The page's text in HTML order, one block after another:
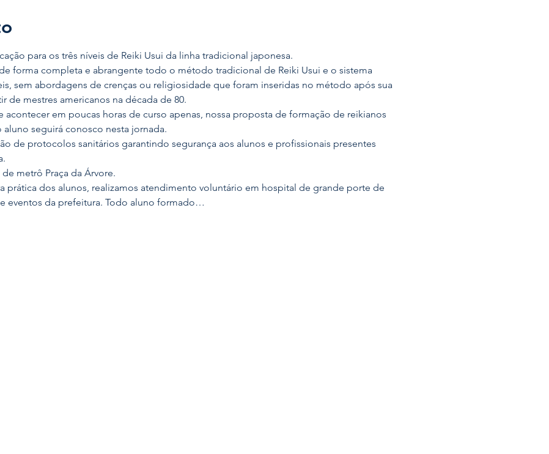
para os três níveis de Reiki Usui da linha tradicional japonesa.
forma completa e abrangente todo o método tradicional de Reiki Usui e o sistema
sem abordagens de crenças ou religiosidade que foram inseridas no método após sua
de mestres americanos na década de 80.
acontecer em poucas horas de curso apenas, nossa proposta de formação de reikianos
seguirá conosco nesta jornada.
de protocolos sanitários garantindo segurança aos alunos e profissionais presentes
metrô Praça da Árvore.
prática dos alunos, realizamos atendimento voluntário em hospital de grande porte de
eventos da prefeitura. Todo aluno formado…